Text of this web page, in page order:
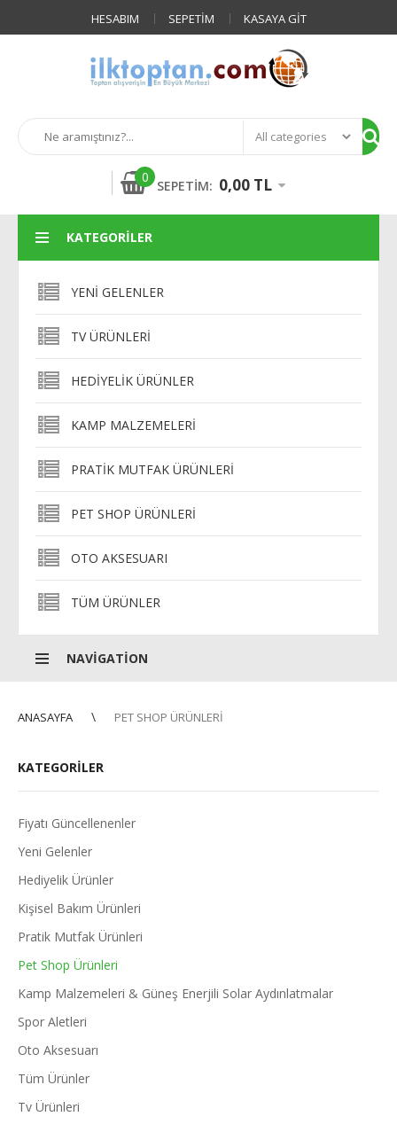
HESABIM SEPETIM KASAYA GIT
0
SEPETIM: 0,00 TL
KATEGORILER
YENI GELENLER
TV ÜRÜNLERI
HEDIYELIK ÜRÜNLER
KAMP MALZEMELERI
PRATIK MUTFAK ÜRÜNLERI
PET SHOP ÜRÜNLERI
OTO AKSESUARI
TÜM ÜRÜNLER
NAVIGATION
ANASAYFA PET SHOP ÜRÜNLERI
KATEGORILER
Fiyatı Güncellenenler
Yeni Gelenler
Hediyelik Ürünler
Kişisel Bakım Ürünleri
Pratik Mutfak Ürünleri
Pet Shop Ürünleri
Kamp Malzemeleri & Güneş Enerjili Solar Aydınlatmalar
Spor Aletleri
Oto Aksesuarı
Tüm Ürünler
Tv Ürünleri